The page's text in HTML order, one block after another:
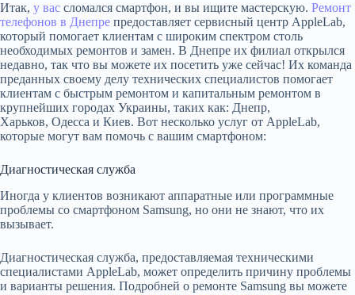
Итак, у вас сломался смартфон, и вы ищите мастерскую. Ремонт
телефонов в Днепре предоставляет сервисный центр AppleLab,
который помогает клиентам с широким спектром столь
необходимых ремонтов и замен. В Днепре их филиал открылся
недавно, так что вы можете их посетить уже сейчас! Их команда
преданных своему делу технических специалистов помогает
клиентам с быстрым ремонтом и капитальным ремонтом в
крупнейших городах Украины, таких как: Днепр,
Харьков, Одесса и Киев. Вот несколько услуг от AppleLab,
которые могут вам помочь с вашим смартфоном:
Диагностическая служба
Иногда у клиентов возникают аппаратные или программные
проблемы со смартфоном Samsung, но они не знают, что их
вызывает.
Диагностическая служба, предоставляемая техническими
специалистами AppleLab, может определить причину проблемы
и варианты решения. Подробней о ремонте Samsung вы можете